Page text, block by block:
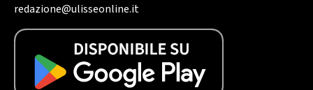
redazione@ulisseonline.it